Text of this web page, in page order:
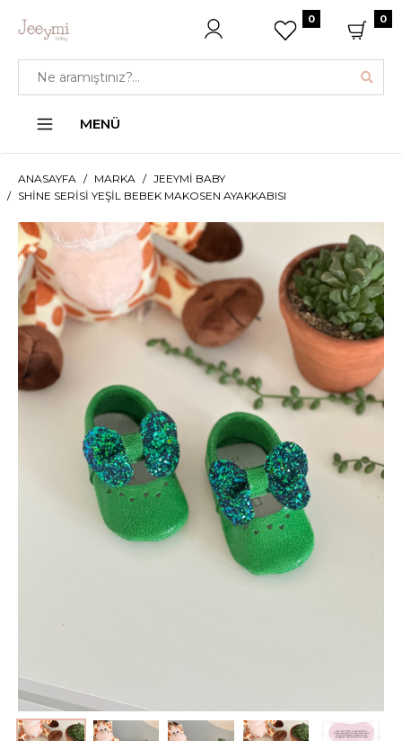
0 0
MENÜ
ANASAYFA MARKA
JEEYMI BABY
SHINE SERISI YEŞIL BEBEK MAKOSEN AYAKKABISI